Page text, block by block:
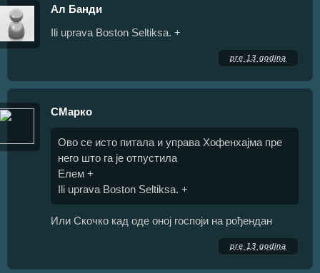
Ал Банди
Ili uprava Boston Seltiksa. +
pre 13 godina
СМарко
Ово се исто питала и управа Хофенхајма пре
него што га је отпустила
Елем +
Ili uprava Boston Seltiksa. +
Или Скочко кад оде оној госпоји на рођендан
pre 13 godina